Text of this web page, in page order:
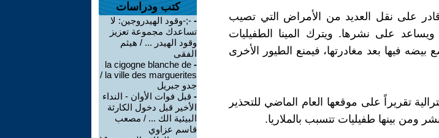
على نقل العديد من الأمراض التي تصيب
على نشرها. ويترك المينا الطفيليات
فيها بعد مغادرتها، فيمنع الطيور الأخرى
تقريراً على موقعها العام الماضي للتحذير
ومن بينها طفيليات تتسبب بالملاريا.
كتب ودراسات
- ‫-;-وقود الهيدروجين: لا
تساعدك مجموعة تعزيز
وقود الهيدر ... / هيثم
الفقى
-
la cigogne blanche de
la ville des marguerites /
جدو جبريل
- قبل فوات الأوان - النداء
الأخير قبل دخول الكارثة
البيئية الك ... / مصعب
قاسم عزاوي